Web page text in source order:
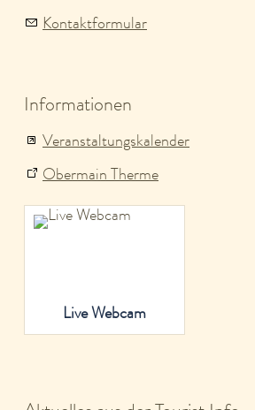
Kontaktformular
Informationen
Veranstaltungskalender
Obermain Therme
Live Webcam